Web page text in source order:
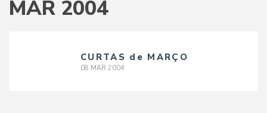
MAR 2004
CURTAS de MARÇO
08 MAR 2004